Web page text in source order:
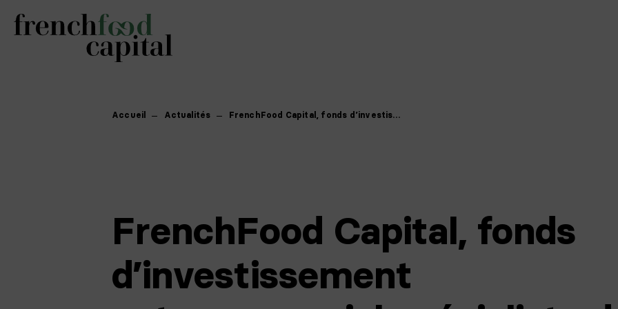
Accueil Actualités FrenchFood Capital, fonds d’investis…
FrenchFood Capital, fonds
d’investissement